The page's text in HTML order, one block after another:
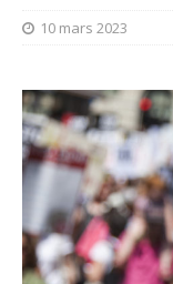
10 mars 2023